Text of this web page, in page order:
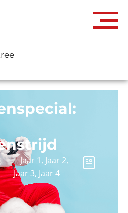
|Jaar 1, Jaar 2,
Jaar 3, Jaar 4